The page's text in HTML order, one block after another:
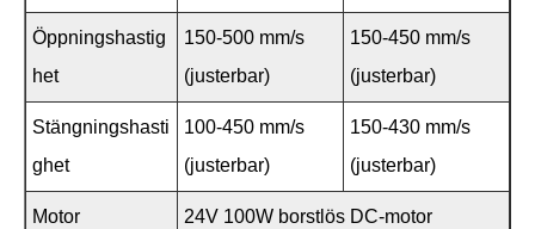
Öppningshastig
het
150-500 mm/s
(justerbar)
150-450 mm/s
(justerbar)
Stängningshasti
ghet
100-450 mm/s
(justerbar)
150-430 mm/s
(justerbar)
Motor 24V 100W borstlös DC-motor